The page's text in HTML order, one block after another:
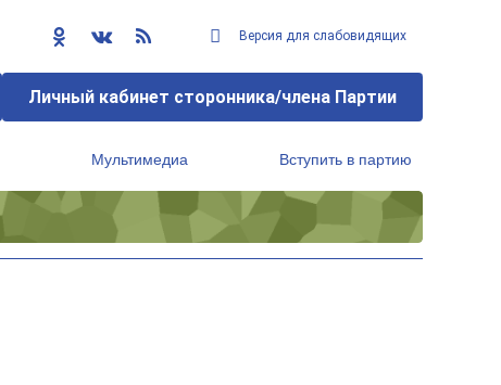
Версия для слабовидящих
Личный кабинет сторонника/члена Партии
Мультимедиа Вступить в партию